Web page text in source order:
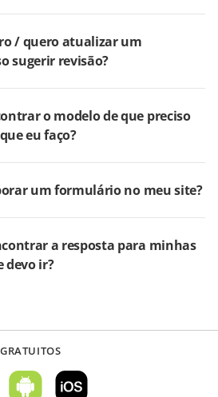
/ quero atualizar um
sugerir revisão?
o modelo de que preciso
eu faço?
um formulário no meu site?
a resposta para minhas
devo ir?